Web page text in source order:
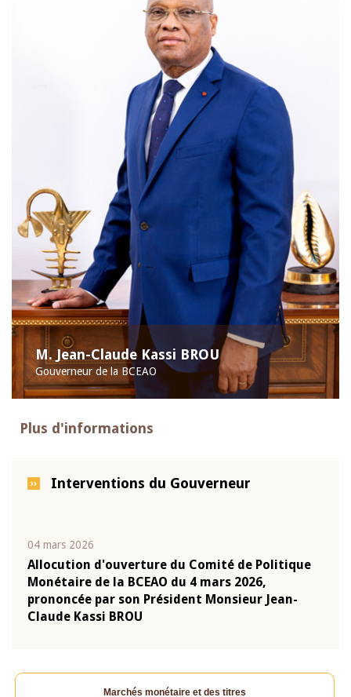
M. Jean-Claude Kassi BROU
Gouverneur de la BCEAO
Plus d'informations
Interventions du Gouverneur
04 mars 2026
Allocution d'ouverture du Comité de Politique
Monétaire de la BCEAO du 4 mars 2026,
prononcée par son Président Monsieur Jean-
Claude Kassi BROU
Marchés monétaire et des titres